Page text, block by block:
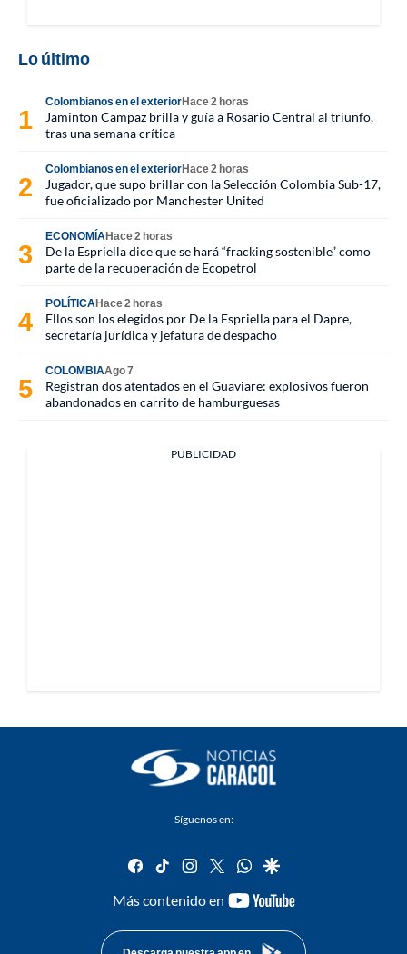
Lo último
Colombianos en el exteriorHace 2 horas
Jaminton Campaz brilla y guía a Rosario Central al triunfo,
tras una semana crítica
Colombianos en el exteriorHace 2 horas
Jugador, que supo brillar con la Selección Colombia Sub-17,
fue oficializado por Manchester United
ECONOMÍAHace 2 horas
De la Espriella dice que se hará “fracking sostenible” como
parte de la recuperación de Ecopetrol
POLÍTICAHace 2 horas
Ellos son los elegidos por De la Espriella para el Dapre,
secretaría jurídica y jefatura de despacho
COLOMBIAAgo 7
Registran dos atentados en el Guaviare: explosivos fueron
abandonados en carrito de hamburguesas
PUBLICIDAD
Síguenos en:
facebook
tiktok instagram
twitterwhatsapp
google
Más contenido en
youtube-